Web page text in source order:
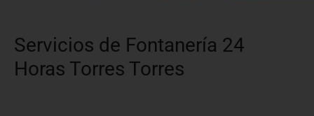
Servicios de Fontanería 24
Horas Torres Torres